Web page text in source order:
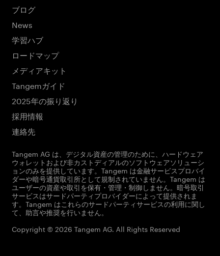
ブログ
News
学習ハブ
ロードマップ
メディアキット
Tangemガイド
2025年の振り返り
採用情報
連絡先
Tangem AG は、デジタル資産の管理のために、ハードウェア
ウォレットおよび非カストディアルのソフトウェアソリューシ
ョンのみを提供しています。Tangem は金融サービスプロバイ
ダーや暗号通貨取引所として規制されていません。Tangem は
ユーザーの資産や取引を保有・管理・制御しません。暗号取引
サービスはサードパーティプロバイダーによって提供されま
す。Tangem はこれらのサードパーティサービスの利用に関し
て、助言や推奨を行いません。